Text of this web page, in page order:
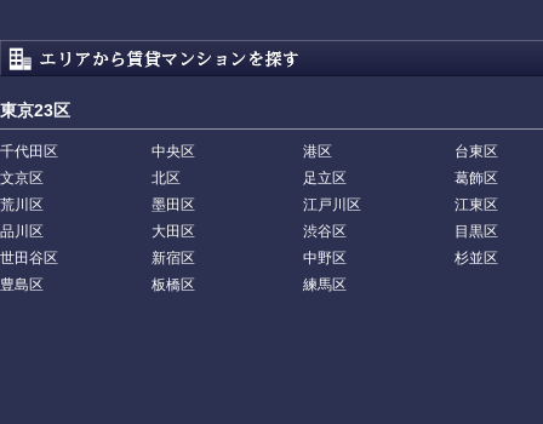
東京23区
千代田区 中央区 港区
台東区
文京区
北区 足立区
葛飾区
荒川区
墨田区 江戸川区
江東区
品川区
大田区 渋谷区
目黒区
世田谷区
新宿区 中野区
杉並区
豊島区
板橋区 練馬区